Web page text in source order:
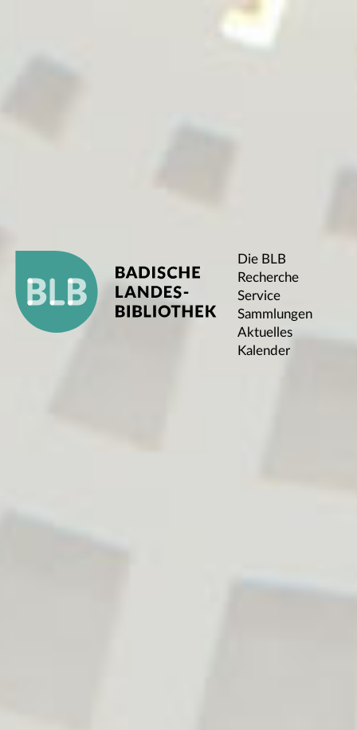
Die BLB
Recherche
Service
Sammlungen
Aktuelles
Kalender